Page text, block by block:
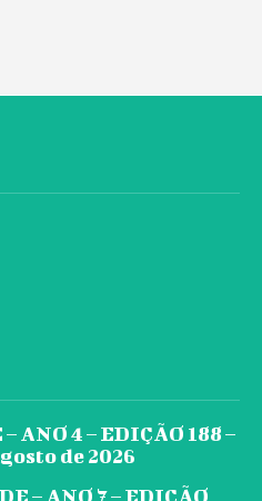
ANO 4 – EDIÇÃO 188 –
de 2026
– ANO 7 – EDIÇÃO